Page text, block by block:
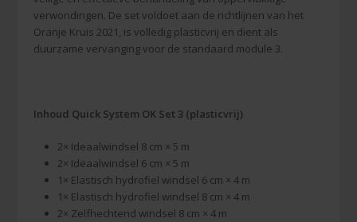
verwondingen. De set voldoet aan de richtlijnen van het
Oranje Kruis 2021, is volledig plasticvrij en dient als
duurzame vervanging voor de standaard module 3.
Inhoud Quick System OK Set 3 (plasticvrij)
2× Ideaalwindsel 8 cm × 5 m
2× Ideaalwindsel 6 cm × 5 m
1× Elastisch hydrofiel windsel 6 cm × 4 m
1× Elastisch hydrofiel windsel 8 cm × 4 m
2× Zelfhechtend windsel 8 cm × 4 m